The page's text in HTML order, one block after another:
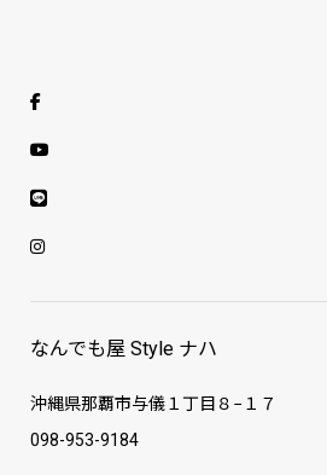
なんでも屋 Style ナハ
沖縄県那覇市与儀１丁目８−１７
098-953-9184